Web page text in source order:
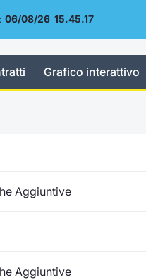
06/08/26 15.45.17
Grafico interattivo
Aggiuntive
Aggiuntive